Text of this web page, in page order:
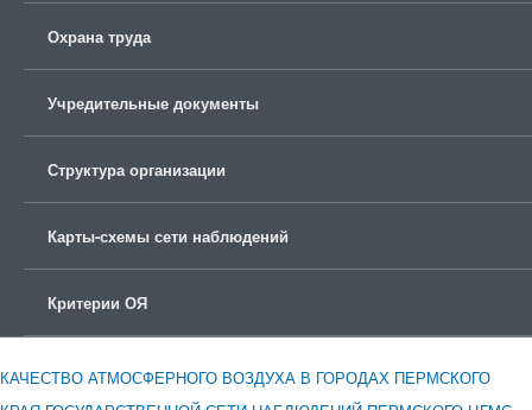
Охрана труда
Учредительные документы
Структура организации
Карты-схемы сети наблюдений
Критерии ОЯ
КАЧЕСТВО АТМОСФЕРНОГО ВОЗДУХА В ГОРОДАХ ПЕРМСКОГО